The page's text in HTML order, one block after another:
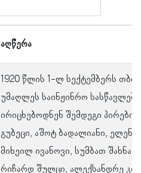
აღწერა
1920 წლის 1-ლ სექტემბერს
უმაღლეს საინჟინრო
ირიცხებოდნენ შემდეგი
გუბეცი, აშოტ ბადალიანი, ელენა
მიხეილ ივანოვი, სუმბათ
რიჩარდ შულცი, ალექსანდრე